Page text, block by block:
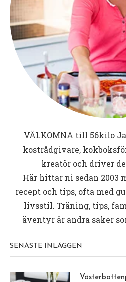
VÄLKOMNA till 56kilo
kostrådgivare,
kreatör och driver
Här hittar ni sedan 2003
recept och tips, ofta med
livsstil. Träning, tips,
äventyr är andra saker
SENASTE INLÄGGEN